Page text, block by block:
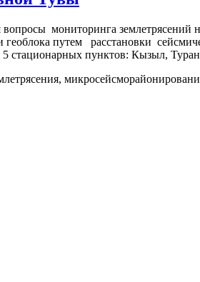
вопросы мониторинга
геоблока путем расстановки
5 стационарных пунктов: Кызыл,